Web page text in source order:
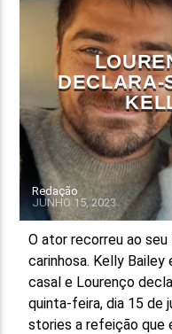
DECLARA-
Redação
JUNHO 15, 2023
O ator recorreu ao
carinhosa. Kelly
casal e Lourenço
quinta-feira, dia 15 de
stories a refeição que